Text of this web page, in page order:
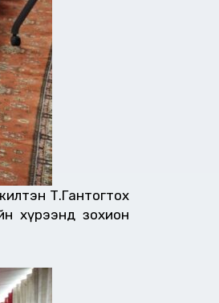
Т.Гантогтох
хүрээнд зохион